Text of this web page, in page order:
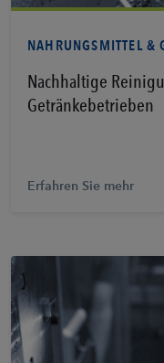
NAHRUNGSMITTEL &
Nachhaltige
Getränkebetrieben
Erfahren Sie mehr
Erfahren Sie mehr